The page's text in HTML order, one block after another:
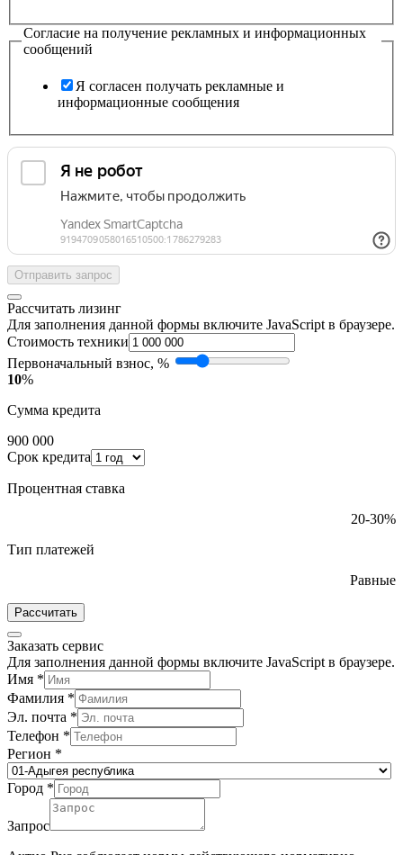
Согласие на получение рекламных и информационных
сообщений
Я согласен получать рекламные и
информационные сообщения
Отправить запрос
Рассчитать лизинг
Для заполнения данной формы включите JavaScript в браузере.
Стоимость техники
Первоначальный взнос, %
10%
Сумма кредита
900 000
Срок кредита
Процентная ставка
20-30%
Тип платежей
Равные
Рассчитать
Заказать сервис
Для заполнения данной формы включите JavaScript в браузере.
Имя *
Фамилия *
Эл. почта *
Телефон *
Регион *
Город *
Запрос